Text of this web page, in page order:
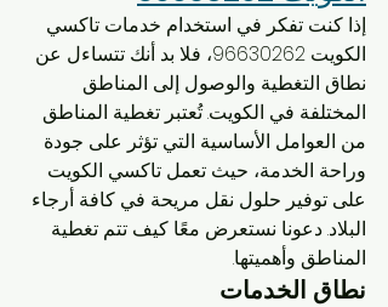
إذا كنت تفكر في استخدام خدمات تاكسي
الكويت 96630262، فلا بد أنك تتساءل عن
نطاق التغطية والوصول إلى المناطق
المختلفة في الكويت. تُعتبر تغطية المناطق
من العوامل الأساسية التي تؤثر على جودة
وراحة الخدمة، حيث تعمل تاكسي الكويت
على توفير حلول نقل مريحة في كافة أرجاء
البلاد. دعونا نستعرض معًا كيف تتم تغطية
المناطق وأهميتها.
نطاق الخدمات